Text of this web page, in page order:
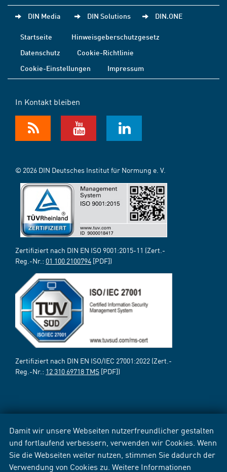
Damit wir unsere Webseiten nutzerfreundlicher gestalten
und fortlaufend verbessern, verwenden wir Cookies. Wenn
Sie die Webseiten weiter nutzen, stimmen Sie dadurch der
Verwendung von Cookies zu. Weitere Informationen
DIN Media DIN Solutions DIN.ONE
Startseite
Hinweisgeberschutzgesetz
Datenschutz
Cookie-Richtlinie
Cookie-Einstellungen
Impressum
In Kontakt bleiben
© 2026 DIN Deutsches Institut für Normung e. V.
Zertifiziert nach DIN EN ISO 9001:2015-11 (Zert.-
Reg.-Nr.: 01 100 2100794 [PDF])
Zertifiziert nach DIN EN ISO/IEC 27001:2022 (Zert.-
Reg.-Nr.: 12 310 69718 TMS [PDF])